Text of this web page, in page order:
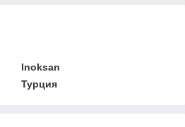
Inoksan
Турция